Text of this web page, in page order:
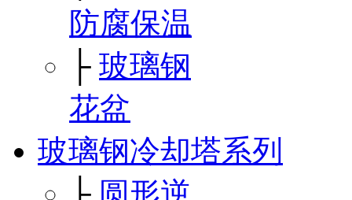
防腐保温
├ 玻璃钢
花盆
玻璃钢冷却塔系列